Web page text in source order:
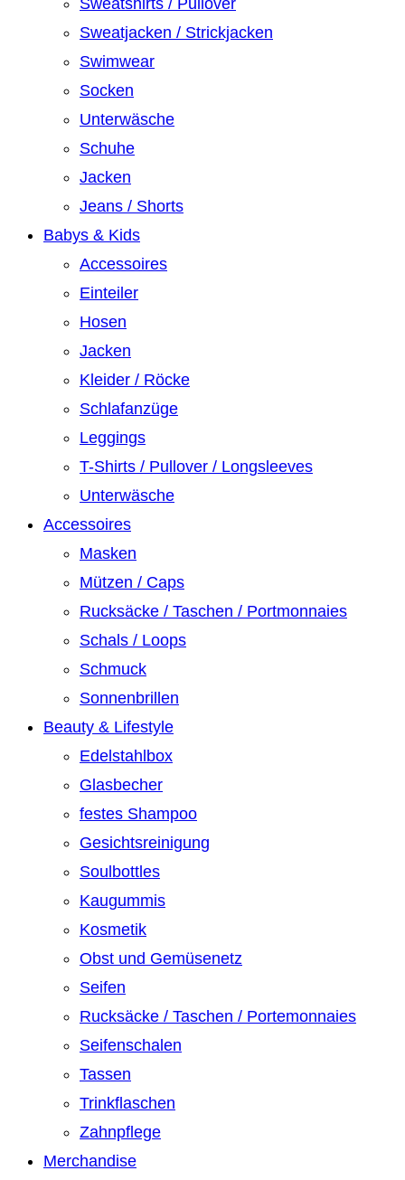
Sweatshirts / Pullover
Sweatjacken / Strickjacken
Swimwear
Socken
Unterwäsche
Schuhe
Jacken
Jeans / Shorts
Babys & Kids
Accessoires
Einteiler
Hosen
Jacken
Kleider / Röcke
Schlafanzüge
Leggings
T-Shirts / Pullover / Longsleeves
Unterwäsche
Accessoires
Masken
Mützen / Caps
Rucksäcke / Taschen / Portmonnaies
Schals / Loops
Schmuck
Sonnenbrillen
Beauty & Lifestyle
Edelstahlbox
Glasbecher
festes Shampoo
Gesichtsreinigung
Soulbottles
Kaugummis
Kosmetik
Obst und Gemüsenetz
Seifen
Rucksäcke / Taschen / Portemonnaies
Seifenschalen
Tassen
Trinkflaschen
Zahnpflege
Merchandise